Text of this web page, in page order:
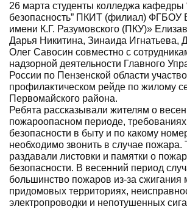
26 марта студенты колледжа кафедры
безопасность” ПКИТ (филиал)
имени К.Г. Разумовского (ПКУ)»
Дарья Никитина, Зинаида Игнатьева,
Олег Савосин совместно с
надзорной деятельности Главного
России по Пензенской области
профилактическом рейде по жилому
Первомайского района.
Ребята рассказывали жителям о
пожароопасном периоде,
безопасности в быту и по какому
необходимо звонить в случае пожара.
раздавали листовки и памятки о
безопасности. В весенний период
большинство пожаров из-за сжигания
придомовых территориях,
электропроводки и непотушенных